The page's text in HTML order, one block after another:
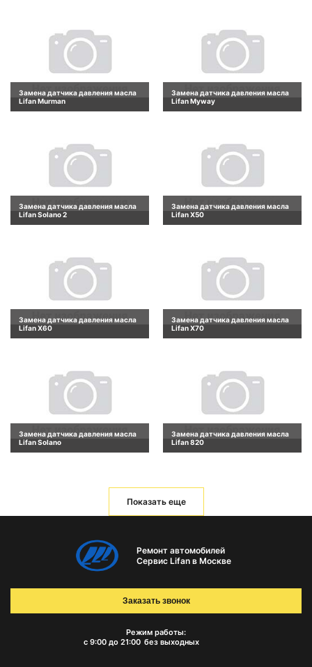
Замена датчика давления масла
Lifan Murman
Замена датчика давления масла
Lifan Myway
Замена датчика давления масла
Lifan Solano 2
Замена датчика давления масла
Lifan X50
Замена датчика давления масла
Lifan X60
Замена датчика давления масла
Lifan X70
Замена датчика давления масла
Lifan Solano
Замена датчика давления масла
Lifan 820
Показать еще
Ремонт автомобилей
Сервис Lifan в Москве
Режим работы:
с 9:00 до 21:00 без выходных
Заказать звонок